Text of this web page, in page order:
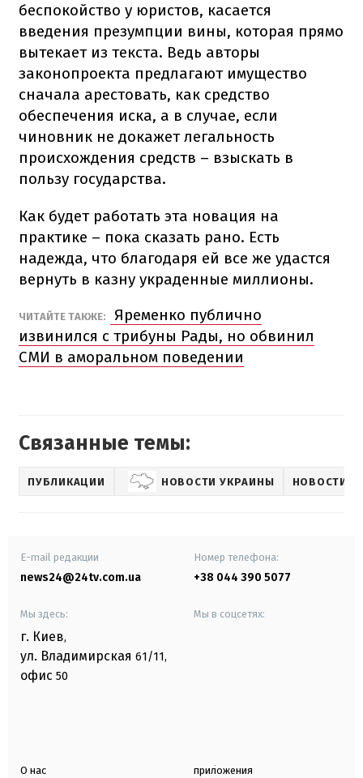
беспокойство у юристов, касается
введения презумпции вины, которая прямо
вытекает из текста. Ведь авторы
законопроекта предлагают имущество
сначала арестовать, как средство
обеспечения иска, а в случае, если
чиновник не докажет легальность
происхождения средств – взыскать в
пользу государства.
Как будет работать эта новация на
практике – пока сказать рано. Есть
надежда, что благодаря ей все же удастся
вернуть в казну украденные миллионы.
ЧИТАЙТЕ ТАКЖЕ:
Яременко публично
извинился с трибуны Рады, но обвинил
СМИ в аморальном поведении
Связанные темы:
ПУБЛИКАЦИИ НОВОСТИ УКРАИНЫ НОВОСТИ
E-mail редакции
news24@24tv.com.ua
Номер телефона:
+38 044 390 5077
Мы здесь:
г. Киев,
ул. Владимирская 61/11,
офис 50
Мы в соцсетях:
О нас приложения